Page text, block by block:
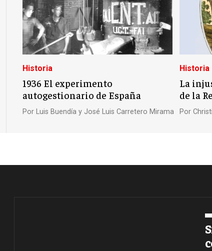
Historia
1936 El experimento
autogestionario de España
Por Luis Buendía y José Luis Carretero Mirama
Historia
La
de la
Por